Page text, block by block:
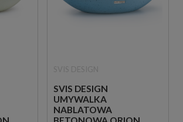
SVIS DESIGN
UMYWALKA
NABLATOWA